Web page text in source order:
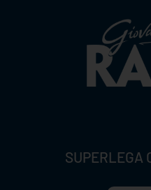
SUPERLEGA